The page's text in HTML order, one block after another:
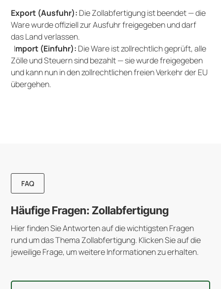
Export (Ausfuhr): Die Zollabfertigung ist beendet — die
Ware wurde offiziell zur Ausfuhr freigegeben und darf
das Land verlassen.
Import (Einfuhr): Die Ware ist zollrechtlich geprüft, alle
Zölle und Steuern sind bezahlt — sie wurde freigegeben
und kann nun in den zollrechtlichen freien Verkehr der EU
übergehen.
FAQ
Häufige Fragen: Zollabfertigung
Hier finden Sie Antworten auf die wichtigsten Fragen
rund um das Thema Zollabfertigung. Klicken Sie auf die
jeweilige Frage, um weitere Informationen zu erhalten.